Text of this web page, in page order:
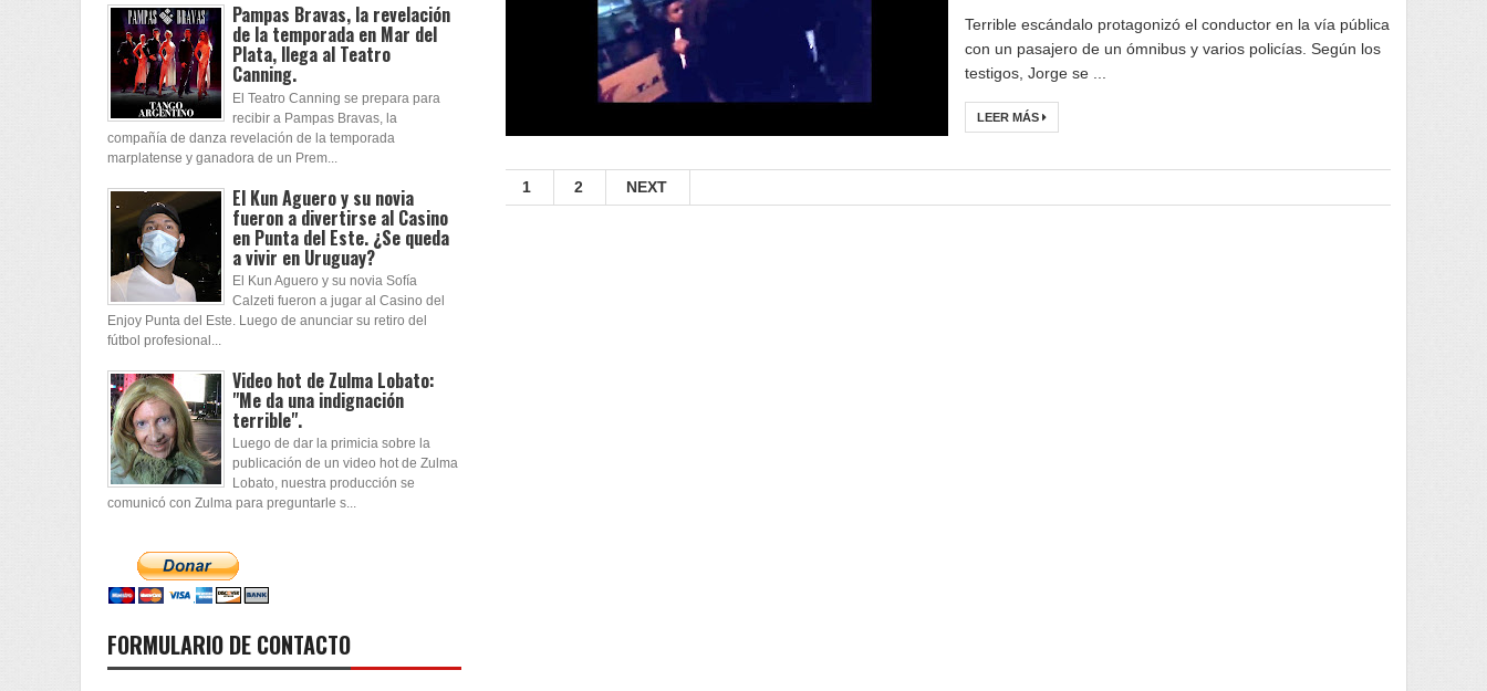
Terrible escándalo protagonizó el conductor en la vía pública
con un pasajero de un ómnibus y varios policías. Según los
testigos, Jorge se ...
LEER MÁS
1 2 NEXT
Pampas Bravas, la revelación
de la temporada en Mar del
Plata, llega al Teatro
Canning.
El Teatro Canning se prepara para
recibir a Pampas Bravas, la
compañía de danza revelación de la temporada
marplatense y ganadora de un Prem...
El Kun Aguero y su novia
fueron a divertirse al Casino
en Punta del Este. ¿Se queda
a vivir en Uruguay?
El Kun Aguero y su novia Sofía
Calzeti fueron a jugar al Casino del
Enjoy Punta del Este. Luego de anunciar su retiro del
fútbol profesional...
Video hot de Zulma Lobato:
"Me da una indignación
terrible".
Luego de dar la primicia sobre la
publicación de un video hot de Zulma
Lobato, nuestra producción se
comunicó con Zulma para preguntarle s...
FORMULARIO DE CONTACTO